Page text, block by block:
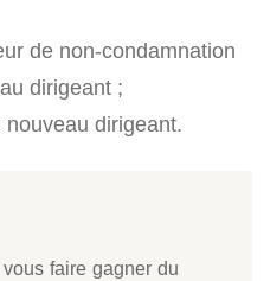
de non-condamnation
dirigeant ;
nouveau dirigeant.
faire gagner du